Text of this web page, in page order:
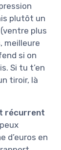
plutôt un
plus
meilleure
si on
Si tu t’en
tiroir, là
récurrent
d’euros en